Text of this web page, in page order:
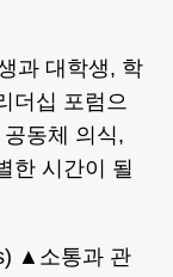
과 대학생, 학
더십 포럼으
동체 의식,
한 시간이 될
▲소통과 관